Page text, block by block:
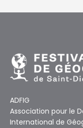
ADFIG
Association pour le
International de